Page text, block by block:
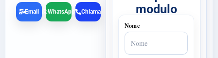
Chiama
Email WhatsApp
modulo
Nome